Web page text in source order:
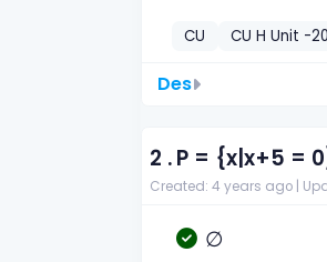
CU CU H Unit -
Des
2 .P = {x|x+5 = 0}
Created: 4 years ago |
∅